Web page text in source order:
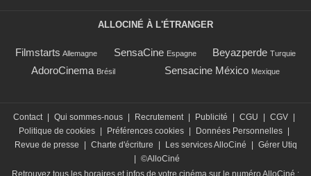
ALLOCINÉ À L'ÉTRANGER
Filmstarts Allemagne SensaCine Espagne Beyazperde Turquie
AdoroCinema Brésil Sensacine México Mexique
Contact Qui sommes-nous Recrutement Publicité CGU CGV
Politique de cookies
Préférences cookies Données Personnelles
Revue de presse
Charte d'écriture Les services AlloCiné
Gérer Utiq
©AlloCiné